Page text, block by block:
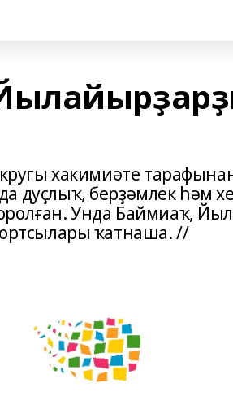
хакимиәте
дуҫлыҡ, берҙәмлек һәм
Унда Баймиаҡ,
ҡатнаша. //